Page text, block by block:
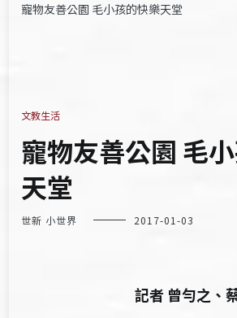
寵物友善公園 毛小孩的快樂天堂
文教生活
寵物友善公園 毛
天堂
世新 小世界 2017-01-03
記者 曾勻之、